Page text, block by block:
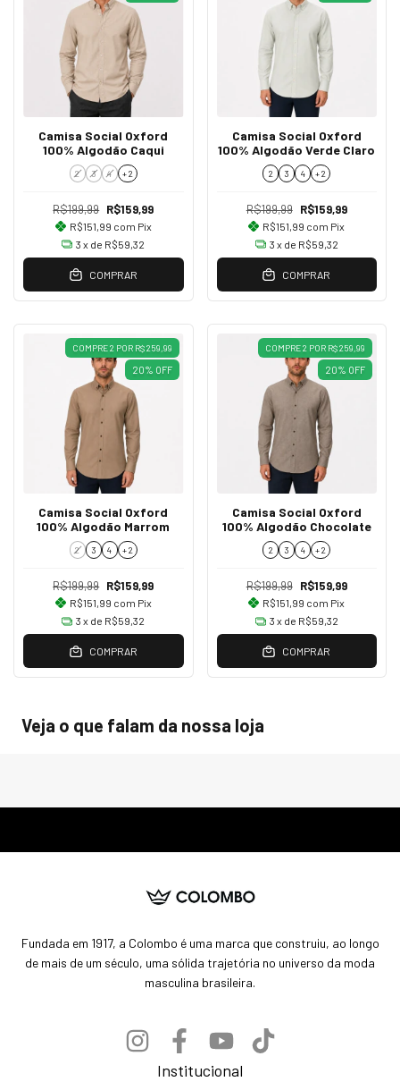
Camisa Social Oxford
100% Algodão Caqui
2 3 4 + 2
R$199,99 R$159,99
R$151,99 com Pix
3 x de R$59,32
COMPRAR
Camisa Social Oxford
100% Algodão Verde Claro
2 3 4 + 2
R$199,99 R$159,99
R$151,99 com Pix
3 x de R$59,32
COMPRAR
COMPRE 2 POR R$ 259,99
20% OFF
Camisa Social Oxford
100% Algodão Marrom
2 3 4 + 2
R$199,99 R$159,99
R$151,99 com Pix
3 x de R$59,32
COMPRAR
COMPRE 2 POR R$ 259,99
20% OFF
Camisa Social Oxford
100% Algodão Chocolate
2 3 4 + 2
R$199,99 R$159,99
R$151,99 com Pix
3 x de R$59,32
COMPRAR
Veja o que falam da nossa loja
Fundada em 1917, a Colombo é uma marca que construiu, ao longo
de mais de um século, uma sólida trajetória no universo da moda
masculina brasileira.
Institucional